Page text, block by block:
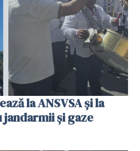
la ANSVSA și la
și gaze